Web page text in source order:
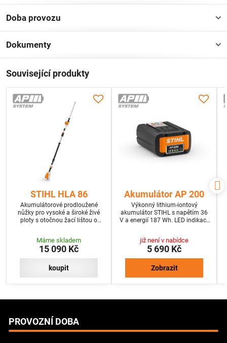
Doba provozu
Dokumenty
Související produkty
STIHL HLA 86
Akumulátorové prodloužené
nůžky pro vysoké a široké živé
ploty s otočnou žací lištou o
Máme skladem
15 090 Kč
koupit
Akumulátor AP 200
Výkonný lithium-iontový
akumulátor STIHL s napětím 36
V a energií 187 Wh. LED indikace
již není v nabídce
5 690 Kč
Zobrazit
PROVOZNÍ DOBA